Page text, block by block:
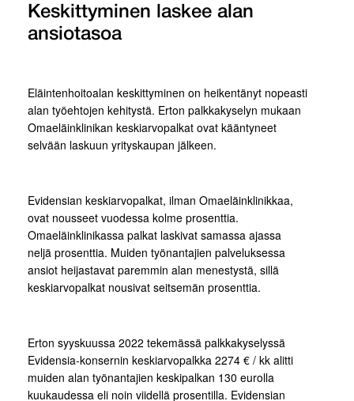
Keskittyminen laskee alan
ansiotasoa
Eläintenhoitoalan keskittyminen on heikentänyt nopeasti
alan työehtojen kehitystä. Erton palkkakyselyn mukaan
Omaeläinklinikan keskiarvopalkat ovat kääntyneet
selvään laskuun yrityskaupan jälkeen.
Evidensian keskiarvopalkat, ilman Omaeläinklinikkaa,
ovat nousseet vuodessa kolme prosenttia.
Omaeläinklinikassa palkat laskivat samassa ajassa
neljä prosenttia. Muiden työnantajien palveluksessa
ansiot heijastavat paremmin alan menestystä, sillä
keskiarvopalkat nousivat seitsemän prosenttia.
Erton syyskuussa 2022 tekemässä palkkakyselyssä
Evidensia-konsernin keskiarvopalkka 2274 € / kk alitti
muiden alan työnantajien keskipalkan 130 eurolla
kuukaudessa eli noin viidellä prosentilla. Evidensian